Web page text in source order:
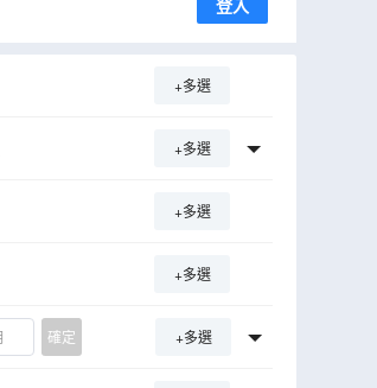
登入
+多選
+多選
+多選
+多選
確定 +多選